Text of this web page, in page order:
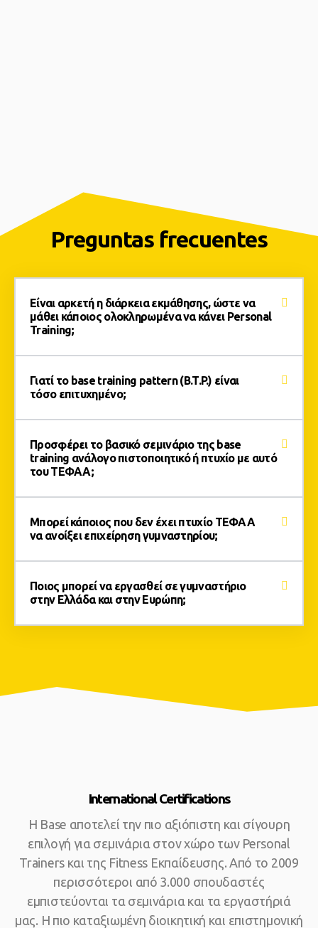
Preguntas frecuentes
Είναι αρκετή η διάρκεια εκμάθησης, ώστε να
μάθει κάποιος ολοκληρωμένα να κάνει Personal
Training;
Γιατί το base training pattern (B.T.P.) είναι
τόσο επιτυχημένο;
Προσφέρει το βασικό σεμινάριο της base
training ανάλογο πιστοποιητικό ή πτυχίο με αυτό
του ΤΕΦΑΑ;
Μπορεί κάποιος που δεν έχει πτυχίο ΤΕΦΑΑ
να ανοίξει επιχείρηση γυμναστηρίου;
Ποιος μπορεί να εργασθεί σε γυμναστήριο
στην Ελλάδα και στην Ευρώπη;
International Certifications
Η Base αποτελεί την πιο αξιόπιστη και σίγουρη
επιλογή για σεμινάρια στον χώρο των Personal
Trainers και της Fitness Εκπαίδευσης. Από το 2009
περισσότεροι από 3.000 σπουδαστές
εμπιστεύονται τα σεμινάρια και τα εργαστήριά
μας. Η πιο καταξιωμένη διοικητική και επιστημονική